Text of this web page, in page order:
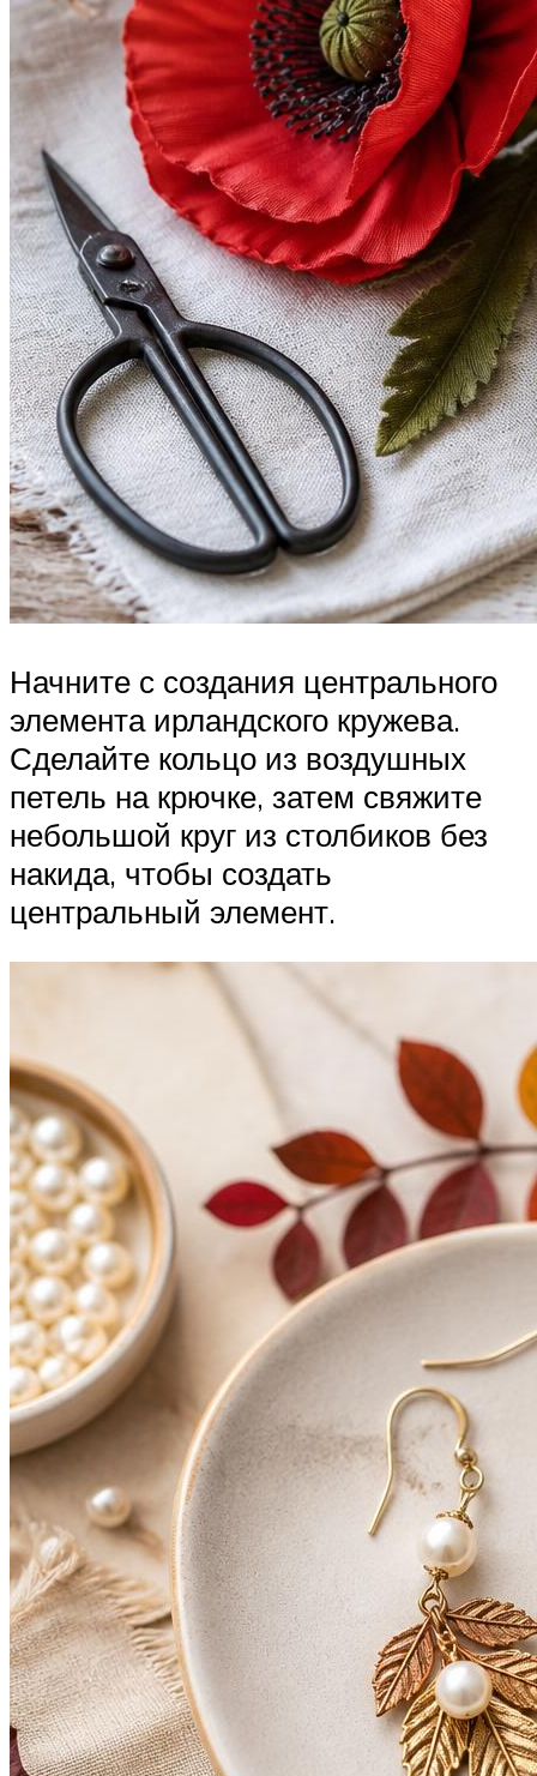
Начните с создания центрального
элемента ирландского кружева.
Сделайте кольцо из воздушных
петель на крючке, затем свяжите
небольшой круг из столбиков без
накида, чтобы создать
центральный элемент.